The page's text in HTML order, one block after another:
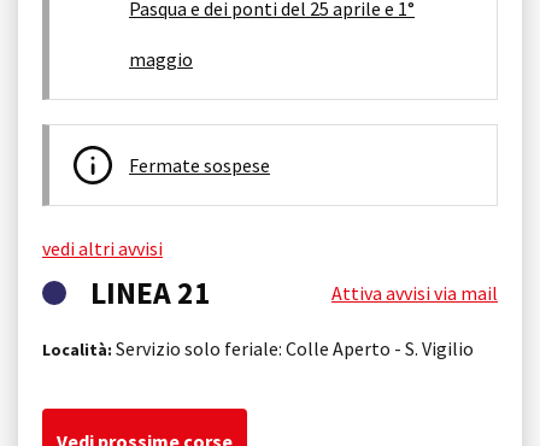
Pasqua e dei ponti del 25 aprile e 1°
maggio
Fermate sospese
vedi altri avvisi
LINEA 21 Attiva avvisi via mail
Località: Servizio solo feriale: Colle Aperto - S. Vigilio
Vedi prossime corse